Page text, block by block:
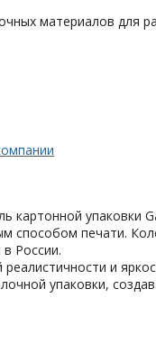
материалов для
упаковки
способом печати.
России.
и
упаковки,